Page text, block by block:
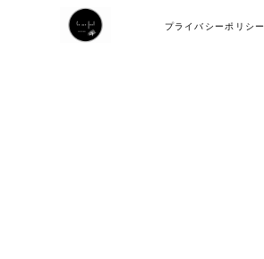
プライバシーポリシー